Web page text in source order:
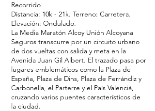
Recorrido
Distancia: 10k - 21k. Terreno: Carretera.
Elevación: Ondulado.
La Media Maratón Alcoy Unión Alcoyana
Seguros transcurre por un circuito urbano
de dos vueltas con salida y meta en la
Avenida Juan Gil Albert. El trazado pasa por
lugares emblemáticos como la Plaza de
España, Plaza de Dins, Plaza de Ferrándiz y
Carbonella, el Parterre y el País Valencià,
cruzando varios puentes característicos de
la ciudad.